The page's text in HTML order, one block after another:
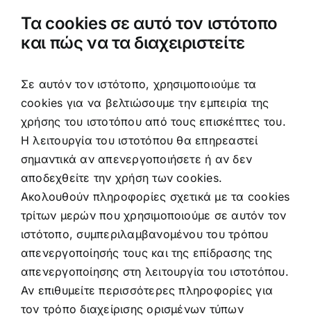
Τα cookies σε αυτό τον ιστότοπο
και πώς να τα διαχειριστείτε
Σε αυτόν τον ιστότοπο, χρησιμοποιούμε τα
cookies για να βελτιώσουμε την εμπειρία της
χρήσης του ιστοτόπου από τους επισκέπτες του.
Η λειτουργία του ιστοτόπου θα επηρεαστεί
σημαντικά αν απενεργοποιήσετε ή αν δεν
αποδεχθείτε την χρήση των cookies.
Ακολουθούν πληροφορίες σχετικά με τα cookies
τρίτων μερών που χρησιμοποιούμε σε αυτόν τον
ιστότοπο, συμπεριλαμβανομένου του τρόπου
απενεργοποίησής τους και της επίδρασης της
απενεργοποίησης στη λειτουργία του ιστοτόπου.
Αν επιθυμείτε περισσότερες πληροφορίες για
τον τρόπο διαχείρισης ορισμένων τύπων